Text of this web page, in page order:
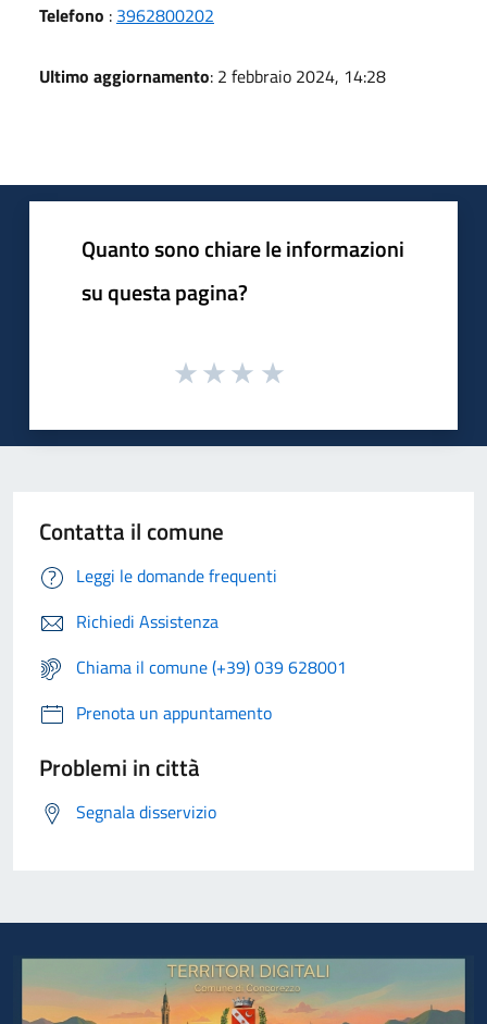
Telefono : 3962800202
Ultimo aggiornamento: 2 febbraio 2024, 14:28
Quanto sono chiare le informazioni
su questa pagina?
Contatta il comune
Leggi le domande frequenti
Richiedi Assistenza
Chiama il comune (+39) 039 628001
Prenota un appuntamento
Problemi in città
Segnala disservizio